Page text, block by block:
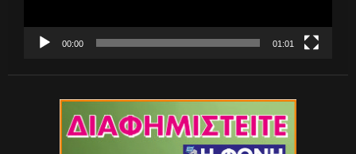
00:00 01:01